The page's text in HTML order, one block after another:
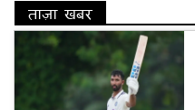
ताज़ा खबर